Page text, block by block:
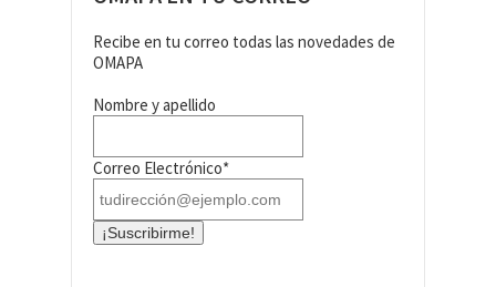
Recibe en tu correo todas las novedades de
OMAPA
Nombre y apellido
Correo Electrónico*